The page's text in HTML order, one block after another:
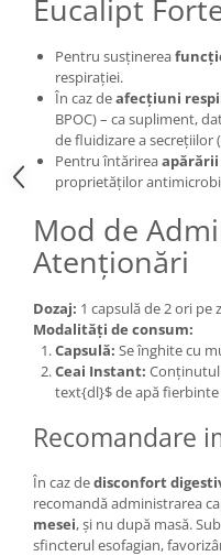
Eucalipt
Pentru susținerea
respirației.
În caz deafecțiuni
BPOC) – ca supliment,
de fluidizare a secrețiilor
Pentru întărirea
proprietăților
Mod de
Atenționări
Dozaj: 1 capsulă de 2 ori pe
Modalități de consum:
Capsulă: Se înghite cu
Ceai Instant: Conținutul
text{dl}$ de apă
Recomandare
În caz dedisconfort
recomandă administrarea
mesei, și nu după masă.
sfincterul esofagian,